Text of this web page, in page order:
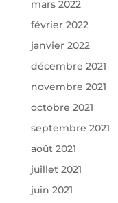
mars 2022
février 2022
janvier 2022
décembre 2021
novembre 2021
octobre 2021
septembre 2021
août 2021
juillet 2021
juin 2021